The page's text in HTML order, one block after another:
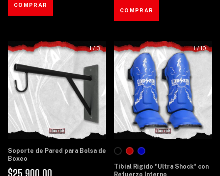
1/3
Soporte de Pared para Bolsa de
Boxeo
1/10
Tibial Rigido "Ultra Shock" con
Refuerzo Interno